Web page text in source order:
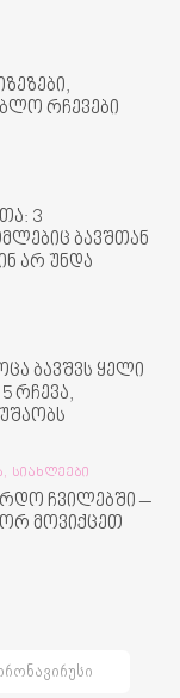
რჩევები
3
ბავშთან
არ უნდა
ბავშვს ყელი
რჩევა,
ᲡᲘᲐᲮᲚᲔᲔᲑᲘ
ჩვილებში –
მოვიქცეთ